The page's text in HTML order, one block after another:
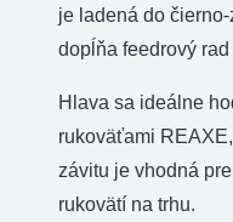
je ladená do
dopĺňa feedrový
Hlava sa ideálne
rukoväťami
závitu je vhodná
rukovätí na trhu.